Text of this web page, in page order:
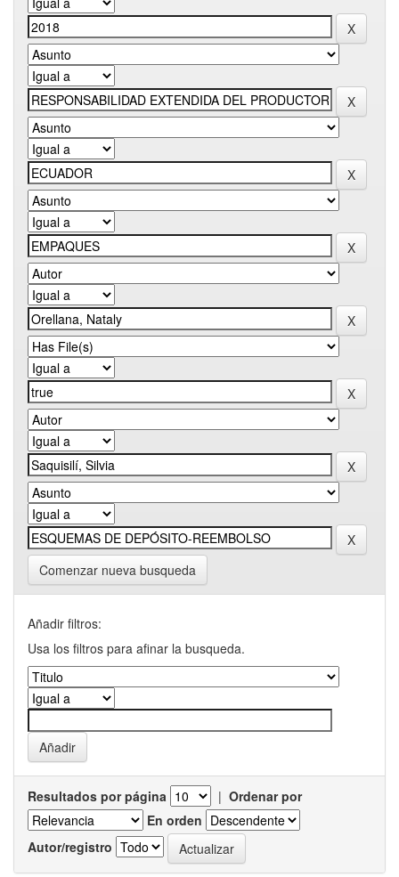
Comenzar nueva busqueda
Añadir filtros:
Usa los filtros para afinar la busqueda.
Resultados por página | Ordenar por
En orden
Autor/registro